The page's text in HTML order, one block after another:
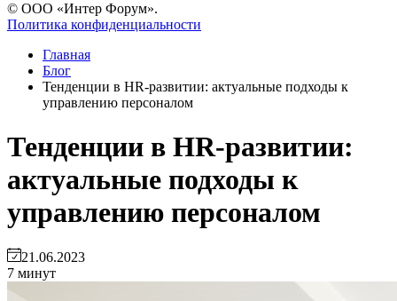
© ООО «Интер Форум».
Политика конфиденциальности
Главная
Блог
Тенденции в HR-развитии: актуальные подходы к
управлению персоналом
Тенденции в HR-развитии:
актуальные подходы к
управлению персоналом
21.06.2023
7 минут